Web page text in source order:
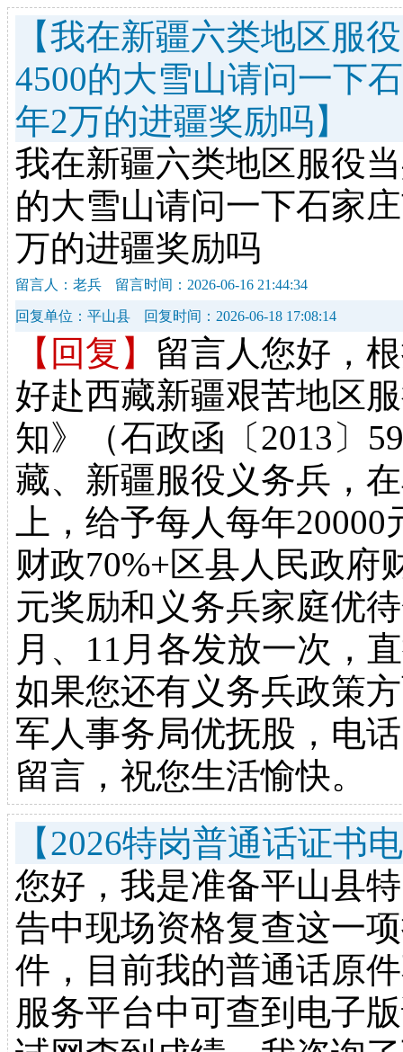
【我在新疆六类地区服
4500的大雪山请问一下
年2万的进疆奖励吗】
我在新疆六类地区服役
的大雪山请问一下石家
万的进疆奖励吗
留言人：老兵 留言时间：2026-06-16 21:44:34
回复单位：平山县 回复时间：2026-06-18 17:08:14
【回复】 留言人您好，
好赴西藏新疆艰苦地区
知》（石政函〔2013〕
藏、新疆服役义务兵，
上，给予每人每年
财政70%+区县人民政府
元奖励和义务兵家庭优
月、11月各发放一次，
如果您还有义务兵政策
军人事务局优抚股，电
留言，祝您生活愉快。
【2026特岗普通话证书
您好，我是准备平山县
告中现场资格复查这一
件，目前我的普通话原
服务平台中可查到电子